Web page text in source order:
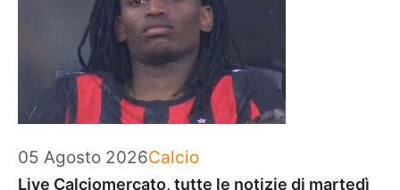
05 Agosto 2026Categorie
Calcio
Live Calciomercato, tutte le notizie di martedì